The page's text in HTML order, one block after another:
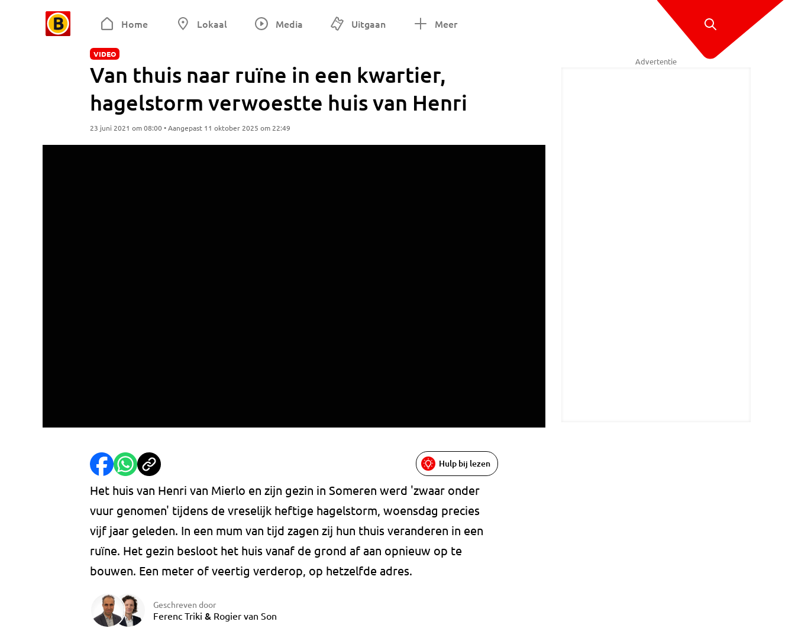
Home Lokaal Media Uitgaan Meer
VIDEO
Van thuis naar ruïne in een kwartier,
hagelstorm verwoestte huis van Henri
23 juni 2021 om 08:00 • Aangepast 11 oktober 2025 om 22:49
Hulp bij lezen
Het huis van Henri van Mierlo en zijn gezin in Someren werd 'zwaar onder
vuur genomen' tijdens de vreselijk heftige hagelstorm, woensdag precies
vijf jaar geleden. In een mum van tijd zagen zij hun thuis veranderen in een
ruïne. Het gezin besloot het huis vanaf de grond af aan opnieuw op te
bouwen. Een meter of veertig verderop, op hetzelfde adres.
Geschreven door
Ferenc Triki & Rogier van Son
Advertentie